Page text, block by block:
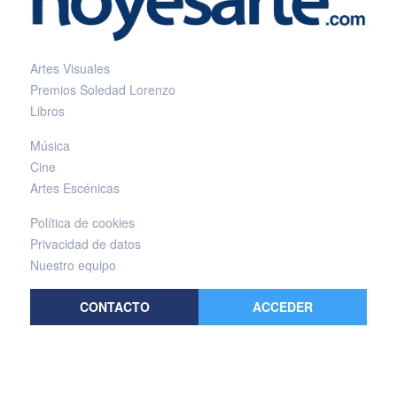
Artes Visuales
Premios Soledad Lorenzo
Libros
Música
Cine
Artes Escénicas
Política de cookies
Privacidad de datos
Nuestro equipo
CONTACTO ACCEDER